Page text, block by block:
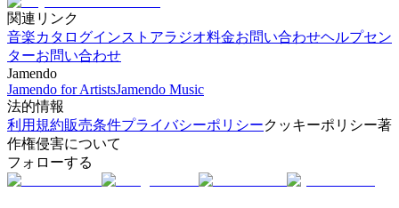
関連リンク
音楽カタログインストアラジオ料金お問い合わせヘルプセン
ターお問い合わせ
Jamendo
Jamendo for ArtistsJamendo Music
法的情報
利用規約販売条件プライバシーポリシークッキーポリシー著
作権侵害について
フォローする